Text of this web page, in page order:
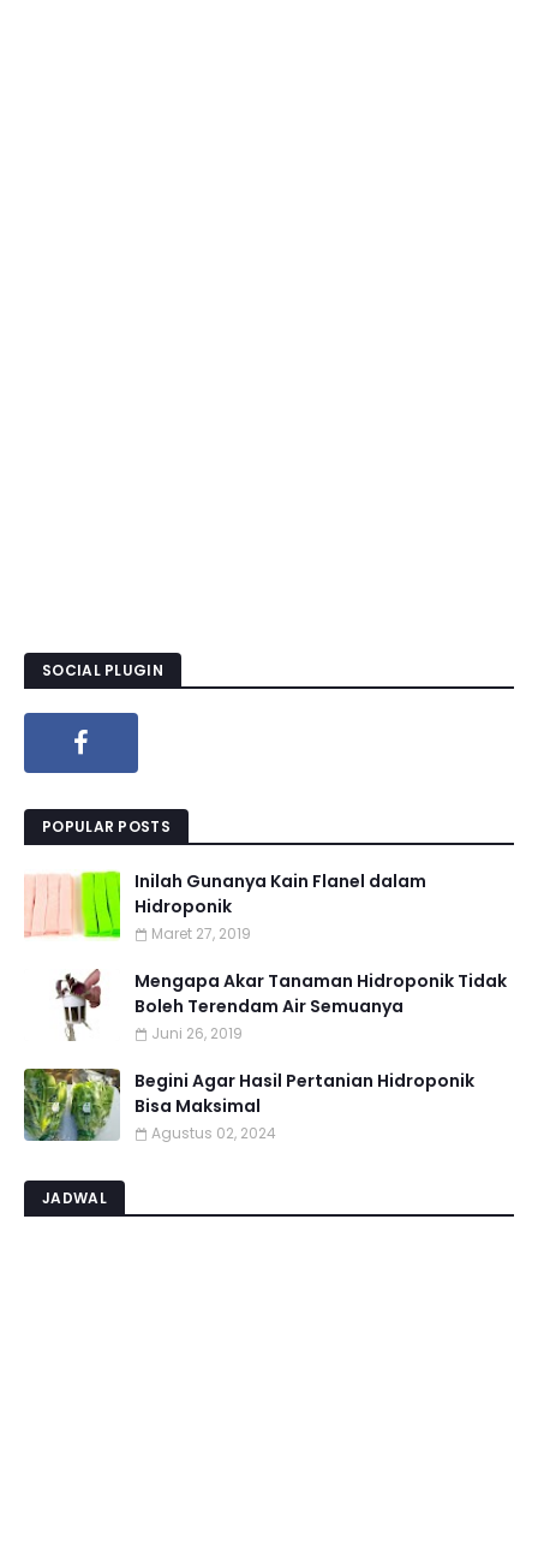
SOCIAL PLUGIN
POPULAR POSTS
Inilah Gunanya Kain Flanel dalam
Hidroponik
Maret 27, 2019
Mengapa Akar Tanaman Hidroponik Tidak
Boleh Terendam Air Semuanya
Juni 26, 2019
Begini Agar Hasil Pertanian Hidroponik
Bisa Maksimal
Agustus 02, 2024
JADWAL